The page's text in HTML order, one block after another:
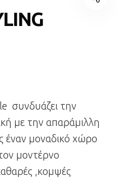
συνδυάζει την
με την απαράμιλλη
έναν μοναδικό χώρο
μοντέρνο
,κομψές